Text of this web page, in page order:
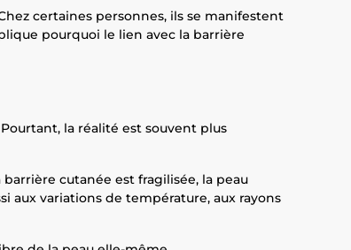
certaines personnes, ils se manifestent
pourquoi le lien avec la barrière
la réalité est souvent plus
cutanée est fragilisée, la peau
aux variations de température, aux rayons